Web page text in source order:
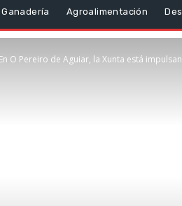
Ganadería Agroalimentación
En O Pereiro de Aguiar, la Xunta está